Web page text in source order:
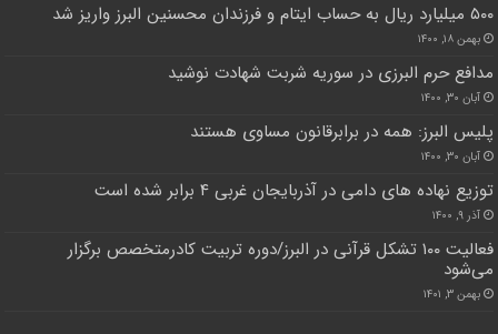
۵۰۰ میلیارد ریال به حساب ایتام و فرزندان محسنین البرز واریز شد
بهمن ۱۸, ۱۴۰۰
مدافع حرم البرزی در سوریه شربت شهادت نوشید
آبان ۳۰, ۱۴۰۰
پلیس البرز: همه در برابرقانون مساوی هستند
آبان ۳۰, ۱۴۰۰
توزیع نهاده های دامی در آذربایجان غربی ۴ برابر شده است
آذر ۹, ۱۴۰۰
فعالیت ۱۰۰ تشکل قرآنی در البرز/دوره تربیت کادرمتخصص برگزار
می‌شود
بهمن ۳, ۱۴۰۱